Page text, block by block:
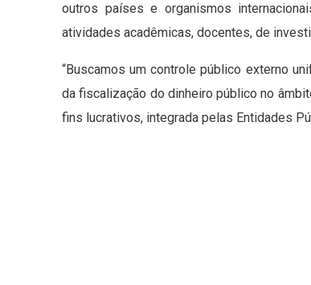
outros países e organismos
atividades acadêmicas, docentes, de
“Buscamos um controle público externo
da fiscalização do dinheiro público no
fins lucrativos, integrada pelas Entidades